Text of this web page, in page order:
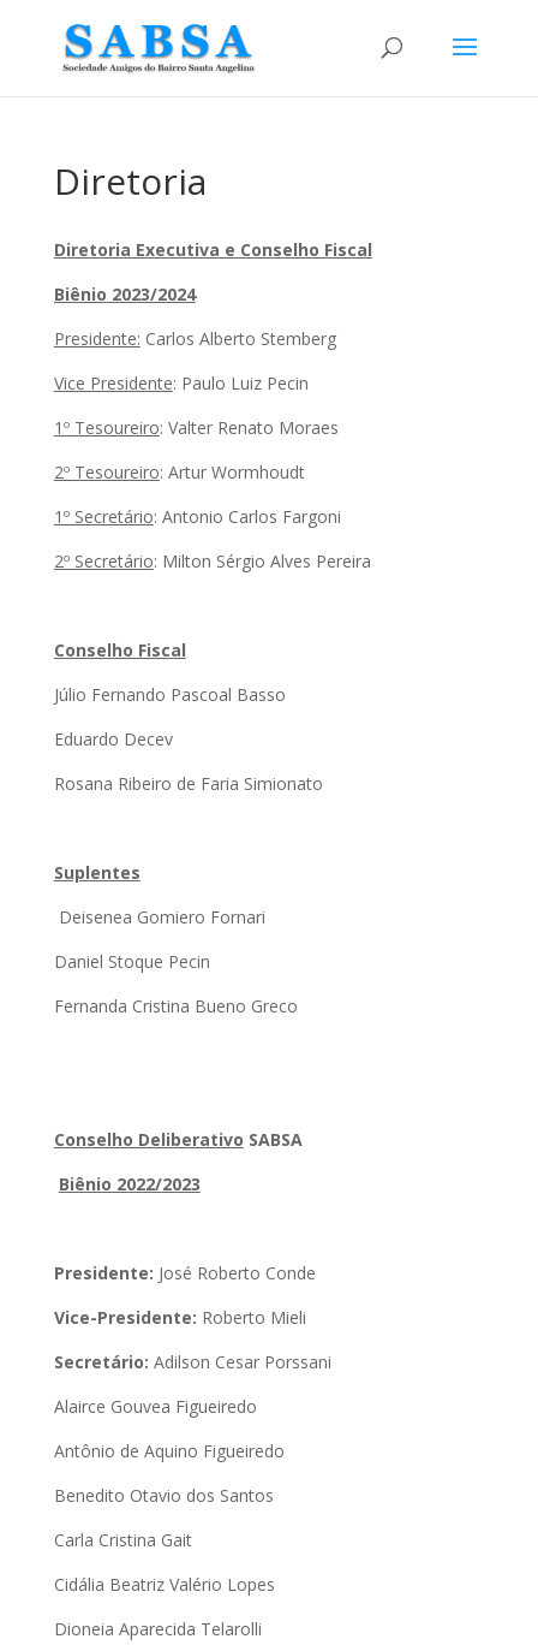
Diretoria
Diretoria Executiva e Conselho Fiscal
Biênio 2023/2024
Presidente: Carlos Alberto Stemberg
Vice Presidente: Paulo Luiz Pecin
1º Tesoureiro: Valter Renato Moraes
2º Tesoureiro: Artur Wormhoudt
1º Secretário: Antonio Carlos Fargoni
2º Secretário: Milton Sérgio Alves Pereira
Conselho Fiscal
Júlio Fernando Pascoal Basso
Eduardo Decev
Rosana Ribeiro de Faria Simionato
Suplentes
Deisenea Gomiero Fornari
Daniel Stoque Pecin
Fernanda Cristina Bueno Greco
Conselho Deliberativo SABSA
Biênio 2022/2023
Presidente: José Roberto Conde
Vice-Presidente: Roberto Mieli
Secretário: Adilson Cesar Porssani
Alairce Gouvea Figueiredo
Antônio de Aquino Figueiredo
Benedito Otavio dos Santos
Carla Cristina Gait
Cidália Beatriz Valério Lopes
Dioneia Aparecida Telarolli